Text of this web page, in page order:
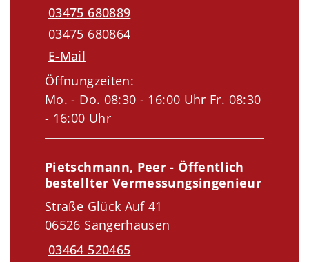
03475 680889
03475 680864
E-Mail
Öffnungzeiten:
Mo. - Do. 08:30 - 16:00 Uhr Fr. 08:30
- 16:00 Uhr
Pietschmann, Peer - Öffentlich
bestellter Vermessungsingenieur
Straße Glück Auf 41
06526 Sangerhausen
03464 520465